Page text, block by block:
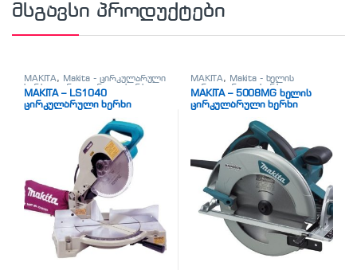
მსგავსი პროდუქტები
MAKITA, Makita - ცირკულარული
ხერხი,ცირკულარული ხერხი
MAKITA – LS1040
ცირკულარული ხერხი
MAKITA, Makita - ხელის
ცირკულარული ხერხი
სხვადასხვა
MAKITA – 5008MG ხელის
ცირკულარული ხერხი